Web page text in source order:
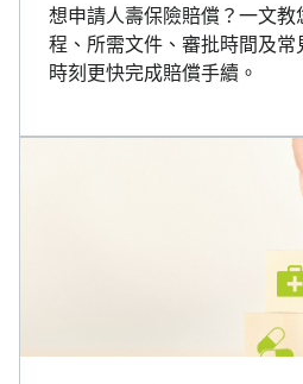
想申請人壽保險賠償？一文教
程、所需文件、審批時間及常
時刻更快完成賠償手續。